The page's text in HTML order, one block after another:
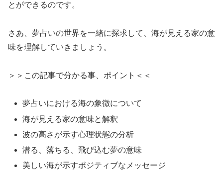
とができるのです。
さあ、夢占いの世界を一緒に探求して、海が見える家の意
味を理解していきましょう。
＞＞この記事で分かる事、ポイント＜＜
夢占いにおける海の象徴について
海が見える家の意味と解釈
波の高さが示す心理状態の分析
潜る、落ちる、飛び込む夢の意味
美しい海が示すポジティブなメッセージ